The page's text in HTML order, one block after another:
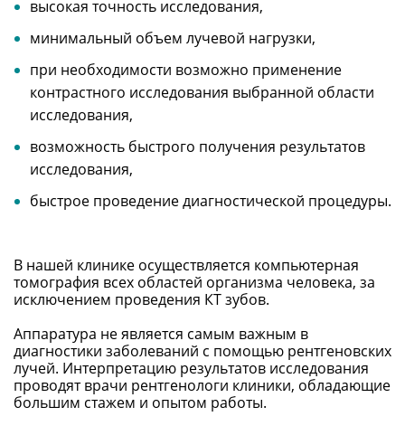
высокая точность исследования,
минимальный объем лучевой нагрузки,
при необходимости возможно применение
контрастного исследования выбранной области
исследования,
возможность быстрого получения результатов
исследования,
быстрое проведение диагностической процедуры.
В нашей клинике осуществляется компьютерная
томография всех областей организма человека, за
исключением проведения КТ зубов.
Аппаратура не является самым важным в
диагностики заболеваний с помощью рентгеновских
лучей. Интерпретацию результатов исследования
проводят врачи рентгенологи клиники, обладающие
большим стажем и опытом работы.